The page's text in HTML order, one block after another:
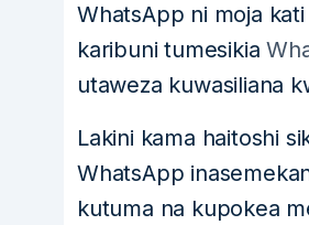
WhatsApp ni moja
karibuni tumesikia
utaweza kuwasiliana
Lakini kama haitoshi
WhatsApp
kutuma na kupokea